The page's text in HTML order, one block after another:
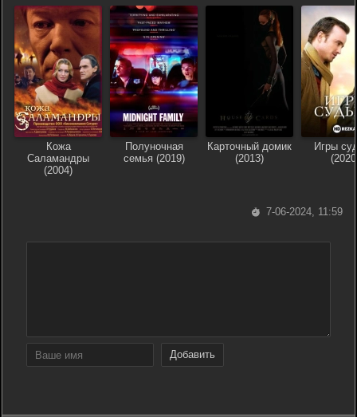
Кожа
Саламандры
(2004)
Полуночная
семья (2019)
Карточный домик
(2013)
Игры
7-06-2024, 11:59
Добавить